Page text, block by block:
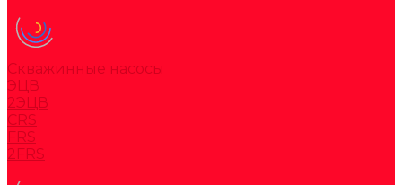
Скважинные насосы
ЭЦВ
2ЭЦВ
CRS
FRS
2FRS